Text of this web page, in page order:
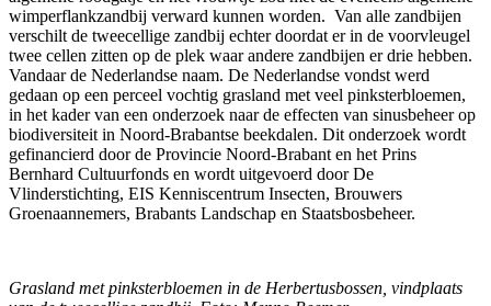
wimperflankzandbij verward kunnen worden. Van alle zandbijen
verschilt de tweecellige zandbij echter doordat er in de voorvleugel
twee cellen zitten op de plek waar andere zandbijen er drie hebben.
Vandaar de Nederlandse naam. De Nederlandse vondst werd
gedaan op een perceel vochtig grasland met veel pinksterbloemen,
in het kader van een onderzoek naar de effecten van sinusbeheer op
biodiversiteit in Noord-Brabantse beekdalen. Dit onderzoek wordt
gefinancierd door de Provincie Noord-Brabant en het Prins
Bernhard Cultuurfonds en wordt uitgevoerd door De
Vlinderstichting, EIS Kenniscentrum Insecten, Brouwers
Groenaannemers, Brabants Landschap en Staatsbosbeheer.
Grasland met pinksterbloemen in de Herbertusbossen, vindplaats